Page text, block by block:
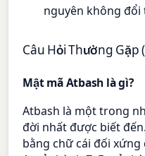
nguyên không
Câu Hỏi Thường Gặp
Mật mã Atbash là gì?
Atbash là một trong
đời nhất được biết
bằng chữ cái đối